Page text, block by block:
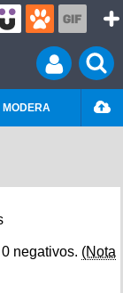
MODERA
negativos. (Nota